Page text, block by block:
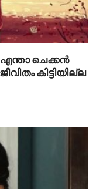
ചെക്കൻ
കിട്ടിയില്ല